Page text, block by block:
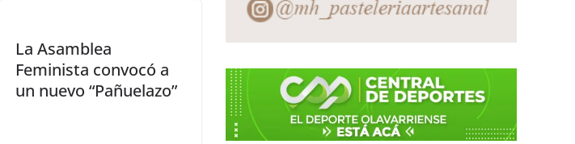
La Asamblea
Feminista convocó a
un nuevo “Pañuelazo”